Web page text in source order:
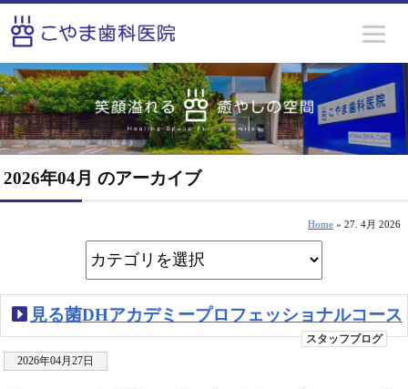
2026年04月 のアーカイブ
Home » 27. 4月 2026
見る菌DHアカデミープロフェッショナルコース
スタッフブログ
2026年04月27日